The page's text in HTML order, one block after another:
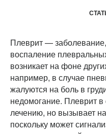
Плеврит —
воспаление
возникает на фоне
например, в случае
жалуются на боль в
недомогание. Плеврит
лечению, но вызывает
поскольку может